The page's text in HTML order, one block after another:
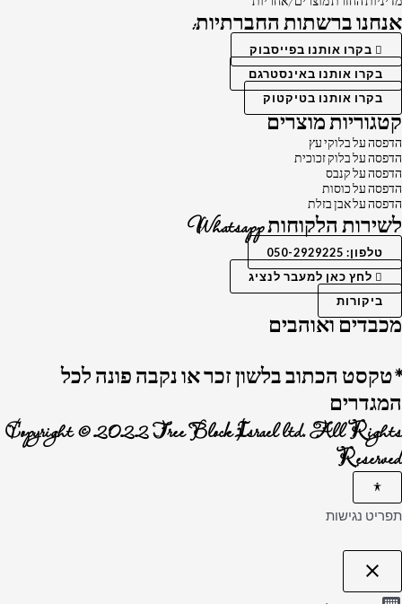
אנחנו ברשתות החברתיות:
בקרו אותנו בפייסבוק
בקרו אותנו באינסטרגם
בקרו אותנו בטיקטוק
קטגוריות מוצרים
הדפסה על בלוקי עץ
הדפסה על בלוק זכוכית
הדפסה על קנבס
הדפסה על כוסות
הדפסה על אבן בזלת
לשירות הלקוחות Whatsapp
טלפון: 050-2929225
לחץ כאן למעבר לנציג
ביקורות
מכבדים ואוהבים
*טקסט הכתוב בלשון זכר או נקבה פונה לכל
המגדרים
Copyright © 2022 Tree Block Israel ltd. All Rights
Reserved
תפריט נגישות
close
פתיחה